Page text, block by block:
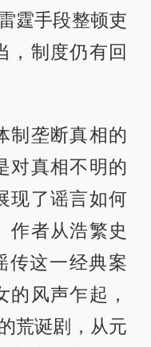
霆手段整顿吏
，制度仍有回
制垄断真相的
对真相不明的
现了谣言如何
作者从浩繁史
传这一经典案
风声乍起，
荒诞剧，从元